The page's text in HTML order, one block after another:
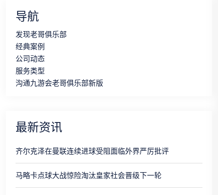
导航
发现老哥俱乐部
经典案例
公司动态
服务类型
沟通九游会老哥俱乐部新版
最新资讯
齐尔克泽在曼联连续进球受阻面临外界严厉批评
马略卡点球大战惊险淘汰皇家社会晋级下一轮